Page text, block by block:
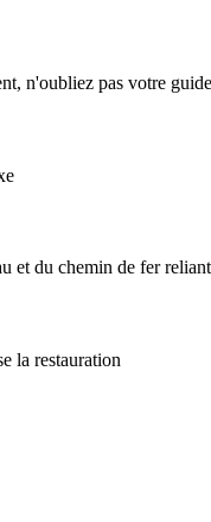
n'oubliez pas votre
et du chemin de fer
la restauration